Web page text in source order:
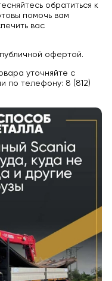
обратиться к
помочь вам
вас
офертой.
уточняйте с
по телефону: 8 (812)